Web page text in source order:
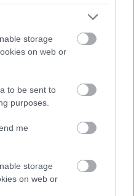
storage
on web or
to be sent to
purposes.
me
storage
on web or
azt a pozíciót, ahol
vagy dolgozzon egy
nem is engedi meg,
benne, hogy
akik
Barta Dóra végez.”